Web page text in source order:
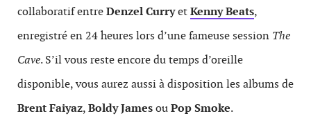
collaboratif entreDenzel CurryetKenny Beats,
enregistré en 24 heures lors d’une fameuse session The
Cave. S’il vous reste encore du temps d’oreille
disponible, vous aurez aussi à disposition les albums de
Brent Faiyaz,Boldy JamesouPop Smoke.